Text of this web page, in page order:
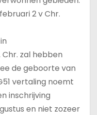
2 v Chr.
zal hebben
de geboorte van
vertaling noemt
inschrijving
en niet zozeer